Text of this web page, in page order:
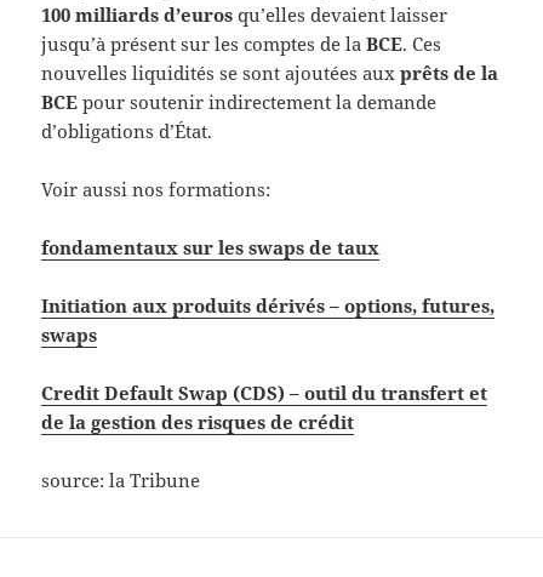
100 milliards d’euros qu’elles devaient laisser
jusqu’à présent sur les comptes de laBCE. Ces
nouvelles liquidités se sont ajoutées auxprêts de la
BCE pour soutenir indirectement la demande
d’obligations d’État.
Voir aussi nos formations:
fondamentaux sur les swaps de taux
Initiation aux produits dérivés – options, futures,
swaps
Credit Default Swap (CDS) – outil du transfert et
de la gestion des risques de crédit
source: la Tribune